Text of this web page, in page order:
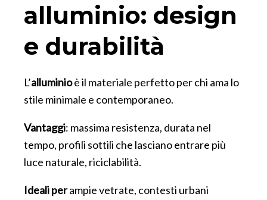
alluminio: design
e durabilità
L’alluminioè il materiale perfetto per chi ama lo
stile minimale e contemporaneo.
Vantaggi: massima resistenza, durata nel
tempo, profili sottili che lasciano entrare più
luce naturale, riciclabilità.
Ideali perampie vetrate, contesti urbani